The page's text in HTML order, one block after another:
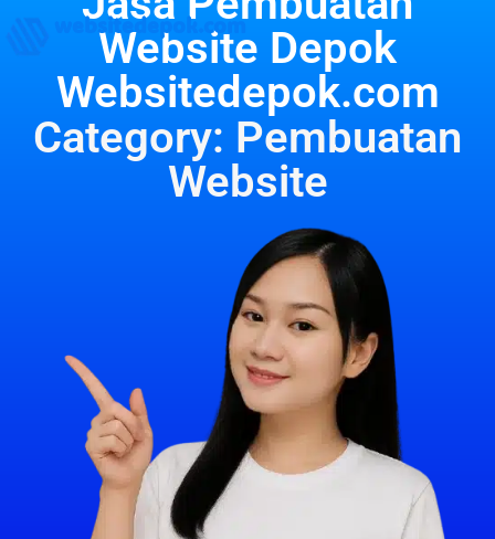
websitedepok.com
Website Depok
Websitedepok.com
Category: Pembuatan
Website